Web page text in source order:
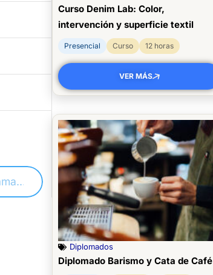
Curso Denim Lab: Color,
intervención y superficie textil
Presencial Curso 12 horas
VER MÁS
Diplomados
Diplomado Barismo y Cata de Café